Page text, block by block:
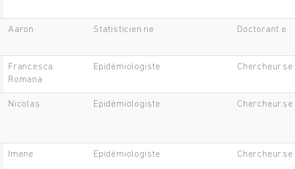
Aaron Statisticien.ne
Doctorant.e
Francesca
Romana
Epidémiologiste
Chercheur.se
Nicolas Epidémiologiste
Chercheur.se
Imene Epidémiologiste
Chercheur.se